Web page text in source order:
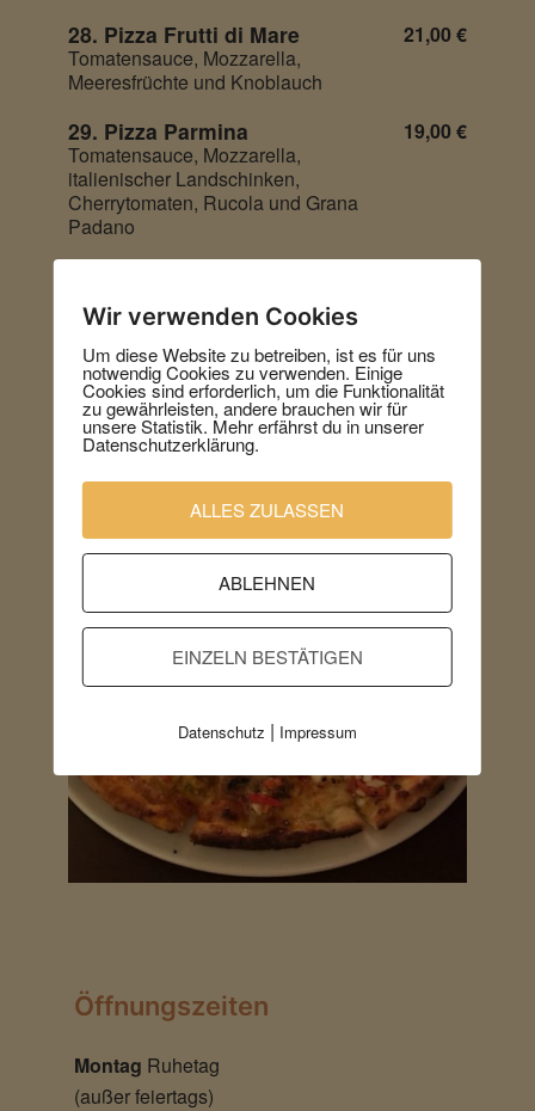
28. Pizza Frutti di Mare
Tomatensauce, Mozzarella,
Meeresfrüchte und Knoblauch
21,00 €
29. Pizza Parmina
Tomatensauce, Mozzarella,
italienischer Landschinken,
Cherrytomaten, Rucola und Grana
Padano
19,00 €
Tomatensauce, Mozzarella, feinste
Rinderfiletscheiben, marinierter Rucola
und Grana Padano
Öffnungszeiten
Montag Ruhetag
(außer feiertags)
Wir verwenden Cookies
Um diese Website zu betreiben, ist es für uns
notwendig Cookies zu verwenden. Einige
Cookies sind erforderlich, um die Funktionalität
zu gewährleisten, andere brauchen wir für
unsere Statistik. Mehr erfährst du in unserer
Datenschutzerklärung.
ALLES ZULASSEN
ABLEHNEN
EINZELN BESTÄTIGEN
Datenschutz | Impressum